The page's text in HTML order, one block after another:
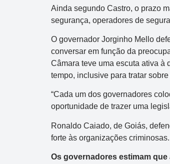
Ainda segundo Castro, o prazo
segurança, operadores de
O governador Jorginho Mello
conversar em função da
Câmara teve uma escuta ativa à
tempo, inclusive para tratar
“Cada um dos governadores
oportunidade de trazer uma
Ronaldo Caiado, de Goiás,
forte às organizações criminosas.
Os governadores estimam
Dupla Sena
Concurso 2993